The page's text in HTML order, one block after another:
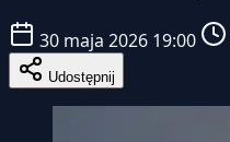
30 maja 2026 19:00
Udostępnij